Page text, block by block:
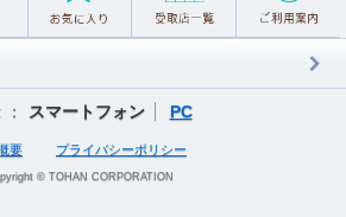
スマートフォン PC
要 プライバシーポリシー
© TOHAN CORPORATION